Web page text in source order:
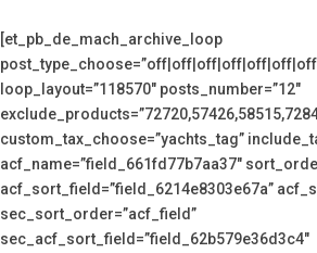
[et_pb_de_mach_archive_loop
loop_layout=”118570″ posts_number=”12″
custom_tax_choose=”yachts_tag”
acf_name=”field_661fd77b7aa37″
acf_sort_field=”field_6214e8303e67a”
sec_sort_order=”acf_field”
sec_acf_sort_field=”field_62b579e36d3c4″